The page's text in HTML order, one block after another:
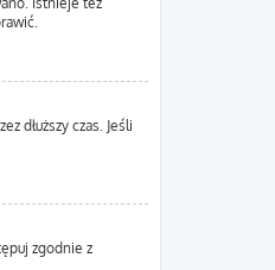
dłuższy czas. Jeśli
zgodnie z